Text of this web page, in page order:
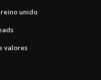
reino unido
valores